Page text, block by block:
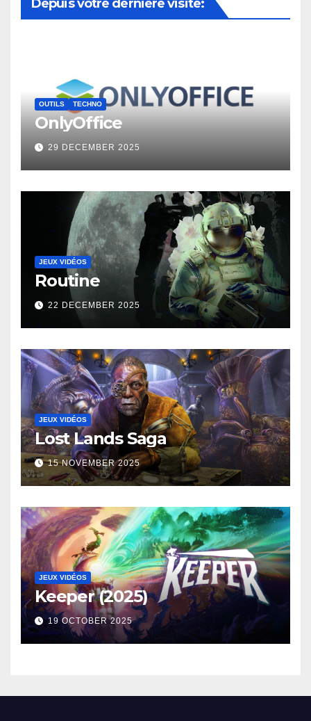
Depuis votre dernière visite:
OUTILS TECHNO
OnlyOffice
29 DECEMBER 2025
JEUX VIDÉOS
Routine
22 DECEMBER 2025
JEUX VIDÉOS
Lost Lands Saga
15 NOVEMBER 2025
JEUX VIDÉOS
Keeper (2025)
19 OCTOBER 2025